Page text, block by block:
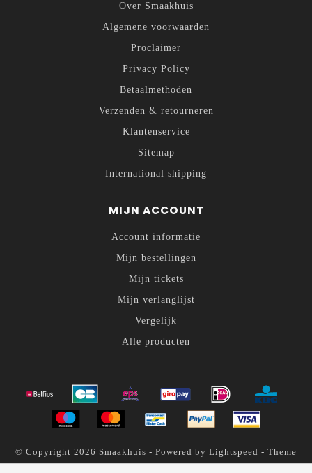
Over Smaakhuis
Algemene voorwaarden
Proclaimer
Privacy Policy
Betaalmethoden
Verzenden & retourneren
Klantenservice
Sitemap
International shipping
MIJN ACCOUNT
Account informatie
Mijn bestellingen
Mijn tickets
Mijn verlanglijst
Vergelijk
Alle producten
© Copyright 2026 Smaakhuis - Powered by Lightspeed - Theme